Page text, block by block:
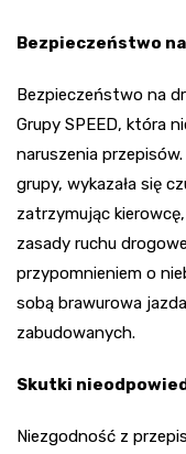
Bezpieczeństwo
Bezpieczeństwo na
Grupy SPEED, która
naruszenia
grupy, wykazała się
zatrzymując
zasady ruchu
przypomnieniem o
sobą brawurowa
zabudowanych.
Skutki
Niezgodność z